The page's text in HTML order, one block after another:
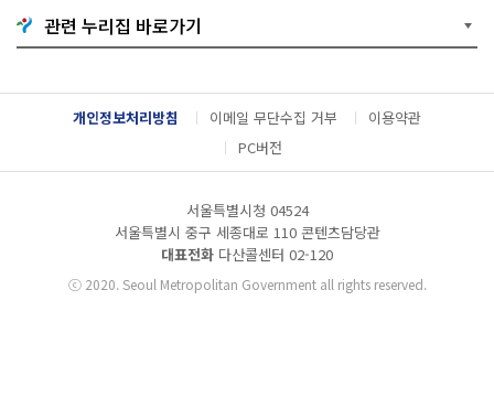
기
G
o
g
l
e
l
e
서
다
운
드
관련 누리집 바로가기
개인정보처리방침 이메일 무단수집 거부
이용약관
PC버전
서울특별시청 04524
서울특별시 중구 세종대로 110 콘텐츠담당관
대표전화 다산콜센터 02-120
ⓒ2020. Seoul Metropolitan Government all rights reserved.